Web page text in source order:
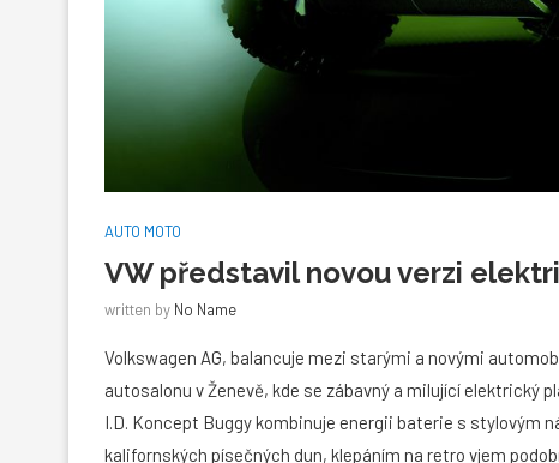
AUTO MOTO
VW představil novou verzi
written by No Name
Volkswagen AG, balancuje mezi starými a novými
autosalonu v Ženevě, kde se zábavný a milující elektrický
I.D. Koncept Buggy kombinuje energii baterie s stylovým
kalifornských písečných dun, klepáním na retro vjem